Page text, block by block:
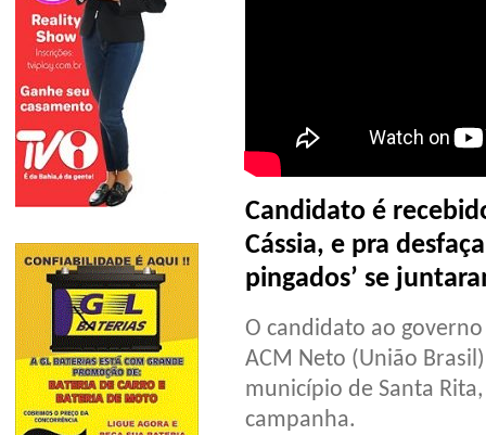
Candidato é
Cássia, e pra
pingados’ se
O candidato ao
ACM Neto (União
município de Santa
campanha.